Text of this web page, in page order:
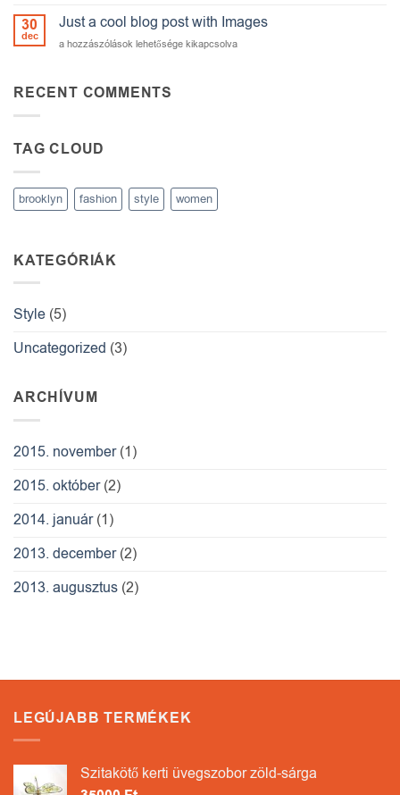
Blog
bejegyzéshez
30
dec
Just a cool blog post with Images
Just
blog
bejegyzéshez
a hozzászólások lehetősége kikapcsolva
RECENT COMMENTS
TAG CLOUD
brooklyn fashion style women
KATEGÓRIÁK
Style (5)
Uncategorized (3)
ARCHÍVUM
2015. november(1)
2015. október(2)
2014. január(1)
2013. december(2)
2013. augusztus (2)
LEGÚJABB TERMÉKEK
Szitakötő kerti üvegszobor zöld-sárga